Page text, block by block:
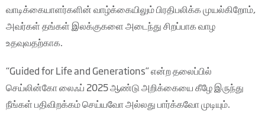
வாடிக்கையாளர்களின் வாழ்க்கையிலும் பிரதிபலிக்க முயல்கிறோம்,
அவர்கள் தங்கள் இலக்குகளை அடைந்து சிறப்பாக வாழ
உதவுவதற்காக.
“Guided for Life and Generations” என்ற தலைப்பில்
செய்லின்கோ லைஃப் 2025 ஆண்டு அறிக்கையை கீழே இருந்து
நீங்கள் பதிவிறக்கம் செய்யவோ அல்லது பார்க்கவோ முடியும்.